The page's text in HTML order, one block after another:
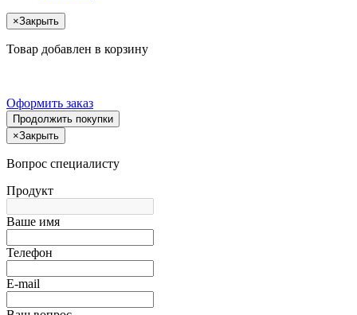
×Закрыть
Товар добавлен в корзину
Оформить заказ
Продолжить покупки
×Закрыть
Вопрос специалисту
Продукт
Ваше имя
Телефон
E-mail